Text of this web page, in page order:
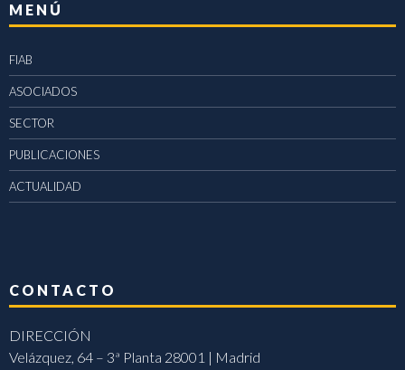
MENÚ
FIAB
ASOCIADOS
SECTOR
PUBLICACIONES
ACTUALIDAD
CONTACTO
DIRECCIÓN
Velázquez, 64 – 3ª Planta 28001 | Madrid